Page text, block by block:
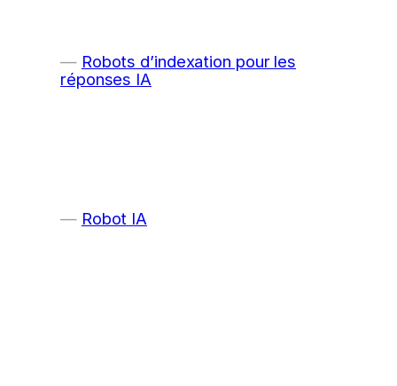
Robots d’indexation pour les
réponses IA
Robot IA